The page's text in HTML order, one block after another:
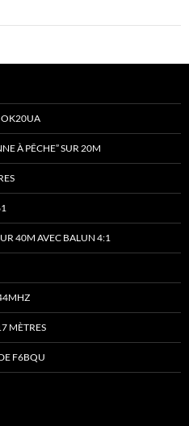
OK20UA
À PÊCHE” SUR 20M
40M AVEC BALUN 4:1
MÈTRES
F6BQU